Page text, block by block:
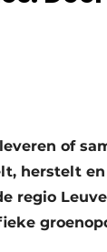
of
herstelt
regio